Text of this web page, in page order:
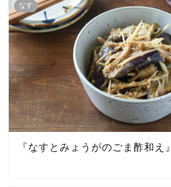
なす
『なすとみょうがのごま酢和え』